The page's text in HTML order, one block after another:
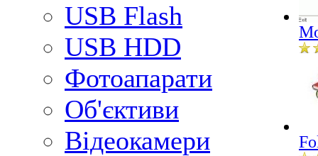
USB Flash
USB HDD
Фотоапарати
Об'єктиви
Відеокамери